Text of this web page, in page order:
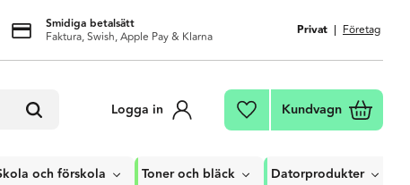
Smidiga betalsätt
Faktura, Swish, Apple Pay & Klarna Privat Företag
Logga in Favoriter
Kundvagn
och förskola Toner och bläck Datorprodukter